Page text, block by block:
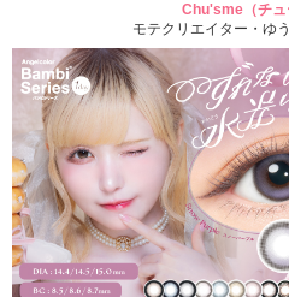
Chu'sme（チュ
モテクリエイター・ゆ